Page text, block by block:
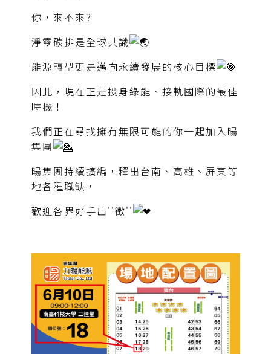
你，來不來?
淨零碳排是全球共識
能源轉型更是邁向永續發展的核心目標
因此，現在正是投身綠能、接軌國際的最佳
時機！
我們正在尋找擁有無限可能的你一起加入暘
集團
暘集團持續擴編，釋出台南、高雄、屏東等
地各種職缺，
歡迎各界好手出''徵''